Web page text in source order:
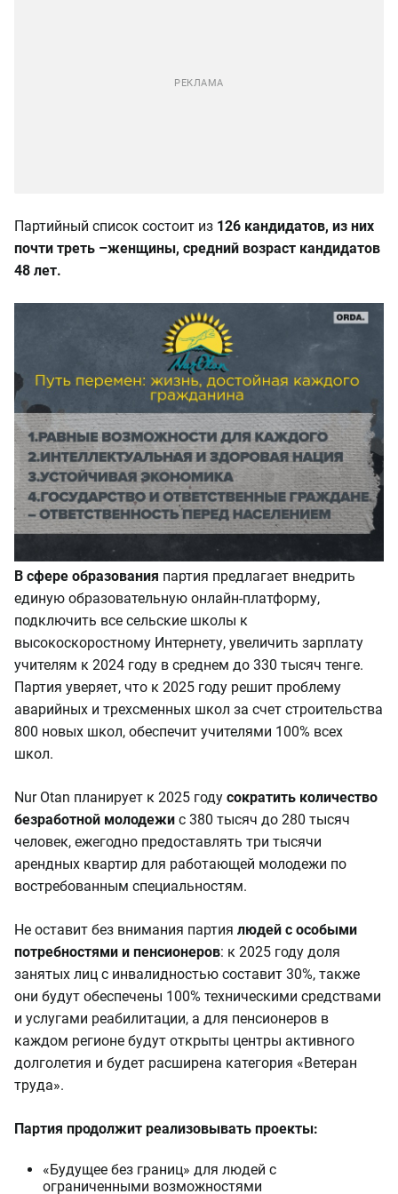
Партийный список состоит из 126 кандидатов, из них
почти треть –женщины, средний возраст кандидатов
48 лет.
В сфере образования партия предлагает внедрить
единую образовательную онлайн-платформу,
подключить все сельские школы к
высокоскоростному Интернету, увеличить зарплату
учителям к 2024 году в среднем до 330 тысяч тенге.
Партия уверяет, что к 2025 году решит проблему
аварийных и трехсменных школ за счет строительства
800 новых школ, обеспечит учителями 100% всех
школ.
Nur Otan планирует к 2025 году сократить количество
безработной молодежи с 380 тысяч до 280 тысяч
человек, ежегодно предоставлять три тысячи
арендных квартир для работающей молодежи по
востребованным специальностям.
Не оставит без внимания партия людей с особыми
потребностями и пенсионеров: к 2025 году доля
занятых лиц с инвалидностью составит 30%, также
они будут обеспечены 100% техническими средствами
и услугами реабилитации, а для пенсионеров в
каждом регионе будут открыты центры активного
долголетия и будет расширена категория «Ветеран
труда».
Партия продолжит реализовывать проекты:
«Будущее без границ» для людей с
ограниченными возможностями